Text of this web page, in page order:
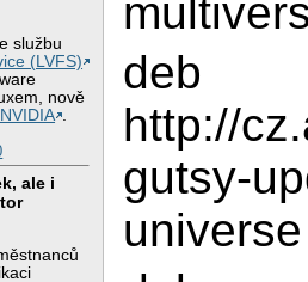
službu
(LVFS)
nově
.
ale i
deb
http://
gutsy-